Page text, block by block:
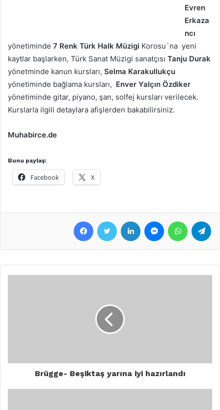
Evren
Erkaza
ncı
yönetiminde 7 Renk Türk Halk Müzigi Korosu`na yeni
kaytlar başlarken, Türk Sanat Müzigi sanatçısı Tanju Durak
yönetminde kanun kursları, Selma Karakullukçu
yönetiminde bağlama kursları, Enver Yalçın Özdiker
yönetiminde gitar, piyano, şan, solfej kursları verilecek.
Kurslarla ilgili detaylara afişlerden bakabilirsiniz.
Muhabirce.de
Bunu paylaş:
Facebook X
Brügge- Beşiktaş yarına iyi hazırlandı